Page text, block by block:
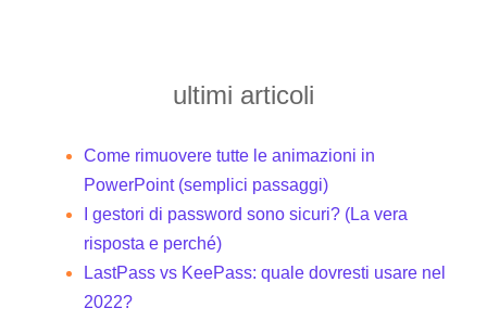
ultimi articoli
Come rimuovere tutte le animazioni in
PowerPoint (semplici passaggi)
I gestori di password sono sicuri? (La vera
risposta e perché)
LastPass vs KeePass: quale dovresti usare nel
2022?